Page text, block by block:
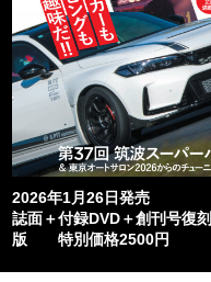
2026年1月26日発売
誌面＋付録DVD＋創刊号復刻
版 特別価格2500円